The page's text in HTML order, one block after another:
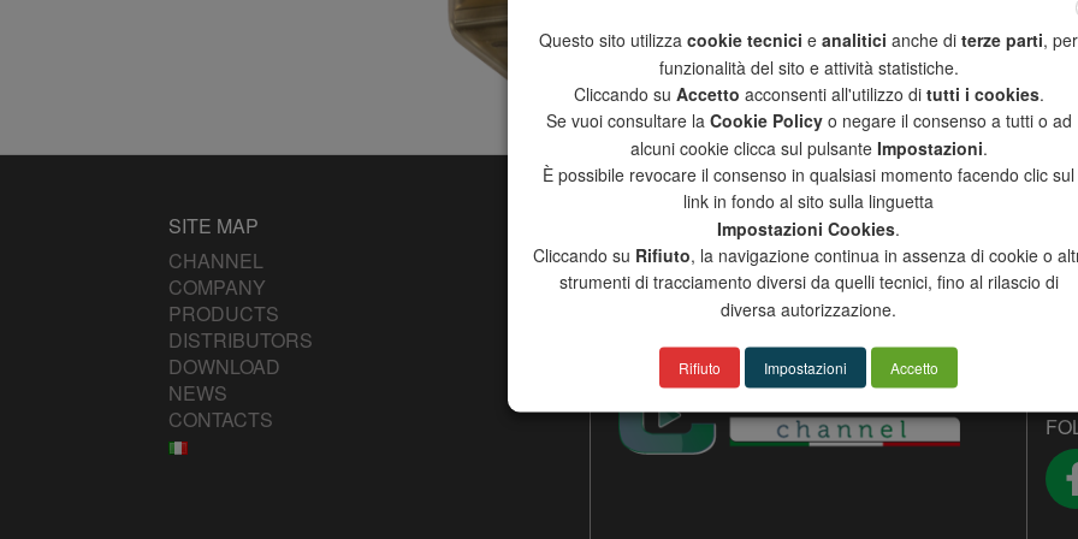
RFAPTTI
asta di comando con
with thermal break
SITE MAP
CHANNEL
COMPANY
PRODUCTS
DISTRIBUTORS
DOWNLOAD
NEWS
CONTACTS
PRODUCTS CATALOG
GENERAL CATALOGUE
INOX CATALOGUE UPDATE
VISIT OUR
Questo sito utilizza cookie tecnici e analitici anche di terze parti, per
funzionalità del sito e attività statistiche.
Cliccando su Accetto acconsenti all'utilizzo di tutti i cookies.
Se vuoi consultare la Cookie Policyo negare il consenso a tutti o ad
alcuni cookie clicca sul pulsante Impostazioni.
È possibile revocare il consenso in qualsiasi momento facendo clic sul
link in fondo al sito sulla linguetta
Impostazioni Cookies.
Cliccando su Rifiuto, la navigazione continua in assenza di cookie o
strumenti di tracciamento diversi da quelli tecnici, fino al rilascio di
diversa autorizzazione.
Rifiuto Impostazioni Accetto